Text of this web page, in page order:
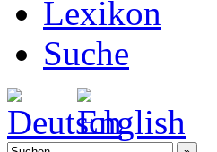
Lexikon
Suche